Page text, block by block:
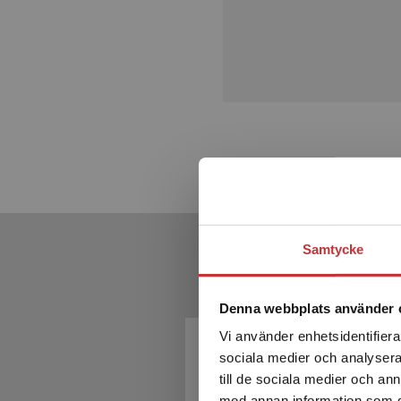
Samtycke
Denna webbplats använder
Vi använder
sociala medier och
till de sociala medier och